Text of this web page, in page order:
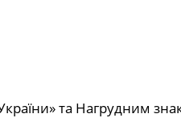
та Нагрудним